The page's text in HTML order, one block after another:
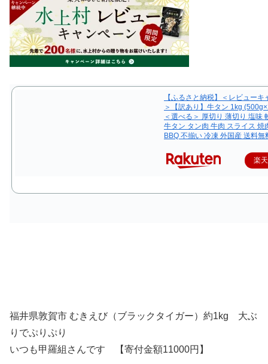
【ふるさと納税】＜レビューキ
＞【訳あり】牛タン 1kg
＜選べる＞ 厚切り 薄切り 塩味
牛タン タン肉 牛肉 スライス 焼
BBQ 不揃い 冷凍 外国産 送料無
楽
福井県敦賀市 むきえび（ブラックタイガー）約1kg 大ぶ
りでぷりぷり
いつも甲羅組さんです 【寄付金額11000円】